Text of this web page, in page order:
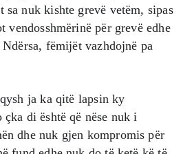
sa nuk kishte grevë vetëm, sipas
vendosshmërinë për grevë edhe
fëmijët vazhdojnë pa
ja ka qitë lapsin ky
çka di është që nëse nuk i
dhe nuk gjen kompromis për